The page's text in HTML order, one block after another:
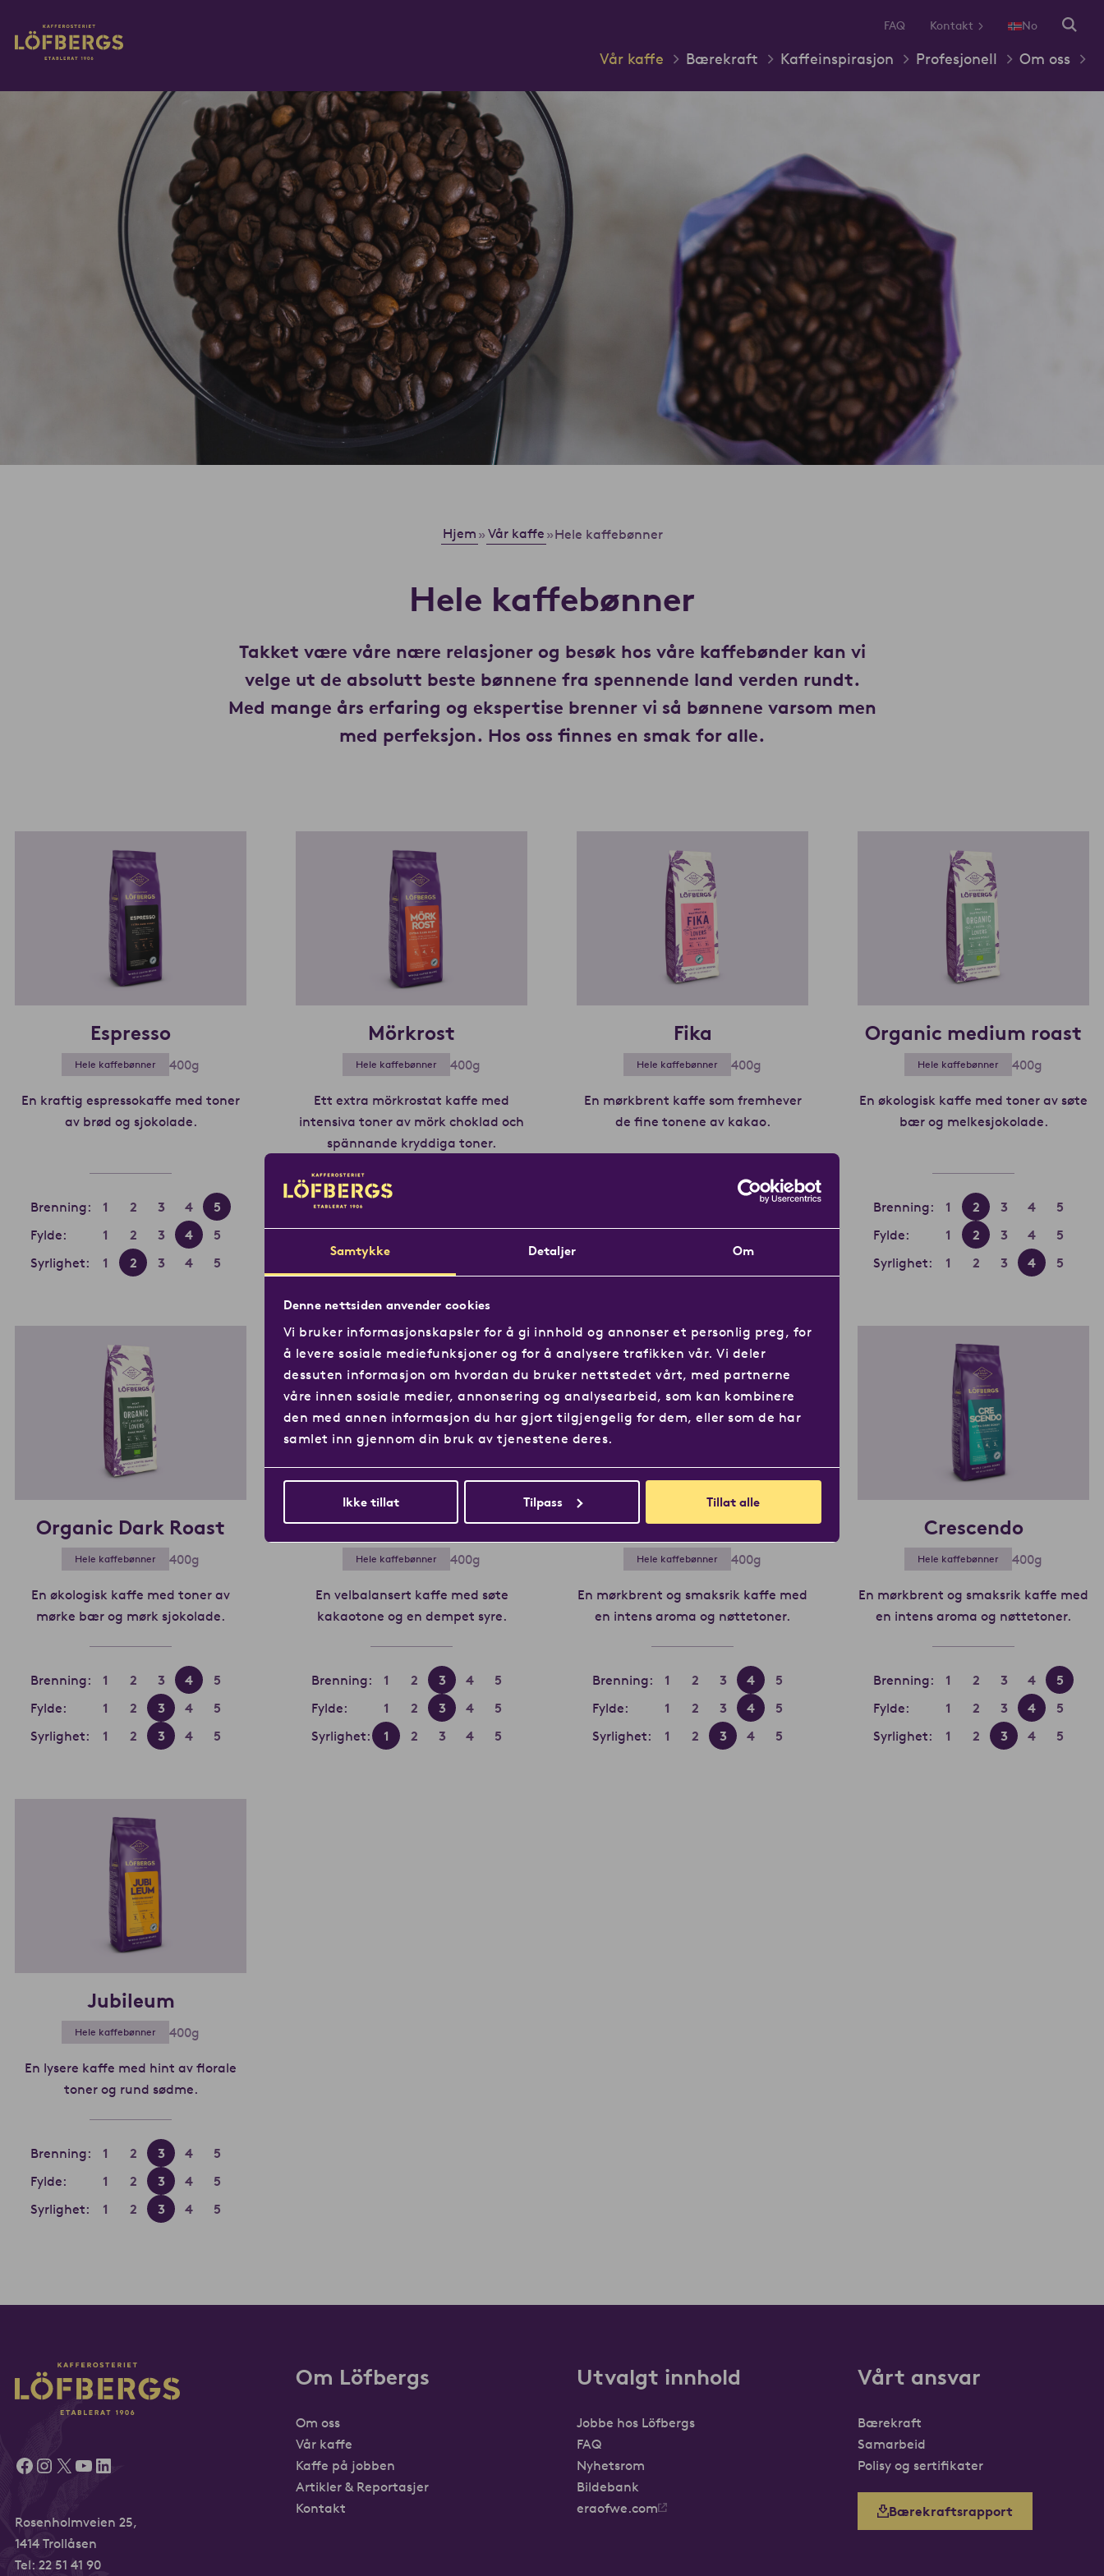
Samtykke Detaljer Om
Denne nettsiden anvender cookies
Vi bruker informasjonskapsler for å gi innhold og annonser et personlig preg, for
å levere sosiale mediefunksjoner og for å analysere trafikken vår. Vi deler
dessuten informasjon om hvordan du bruker nettstedet vårt, med partnerne
våre innen sosiale medier, annonsering og analysearbeid, som kan kombinere
den med annen informasjon du har gjort tilgjengelig for dem, eller som de har
samlet inn gjennom din bruk av tjenestene deres.
Ikke tillat Tilpass Tillat alle
Gå til hovedinnhold
Vår kaffe
Bærekraft Kaffeinspirasjon Profesjonell Om oss
FAQ Kontakt No
Rediger gjeldende innhold
Hjem » Vår kaffe »Hele kaffebønner
Hele kaffebønner
Takket være våre nære relasjoner og besøk hos våre kaffebønder kan vi
velge ut de absolutt beste bønnene fra spennende land verden rundt.
Med mange års erfaring og ekspertise brenner vi så bønnene varsom men
med perfeksjon. Hos oss finnes en smak for alle.
Espresso
Hele kaffebønner 400g
En kraftig espressokaffe med toner
av brød og sjokolade. Les mer om Espresso
Brenning: 1 2 3 4
5
Fylde:
1 2 3 4
5
Syrlighet:
1 2 3 4 5
Mörkrost
Hele kaffebønner 400g
Ett extra mörkrostat kaffe med
intensiva toner av mörk choklad och
spännande kryddiga toner.
Brenning:
Fylde:
1 2 3 4
5
Syrlighet:
Fika
Hele kaffebønner 400g
En mørkbrent kaffe som fremhever
de fine tonene av kakao.
5
Fylde:
1 2 3 4
5
Organic medium roast
Hele kaffebønner 400g
En økologisk kaffe med toner av søte
bær og melkesjokolade.
Brenning: 1 2 3 4
5
Fylde:
1 2 3 4
5
Syrlighet:
1 2 3 4 5
Organic Dark Roast
Hele kaffebønner 400g
En økologisk kaffe med toner av
mørke bær og mørk sjokolade. Les mer om Organic Dark Roast
Brenning: 1 2 3 4
5
Fylde:
1 2 3 4
5
Syrlighet:
1 2 3 4 5
Mellanrost
Hele kaffebønner 400g
En velbalansert kaffe med søte
kakaotone og en dempet syre. Les mer om Mellanrost
Brenning: 1 2 3 4
5
Fylde:
1 2 3 4
5
Syrlighet:
1 2 3 4 5
Kharisma
Hele kaffebønner 400g
En mørkbrent og smaksrik kaffe med
en intens aroma og nøttetoner. Les mer om Kharisma
Brenning: 1 2 3 4
5
Fylde:
1 2 3 4
5
Syrlighet:
1 2 3 4 5
Crescendo
Hele kaffebønner 400g
En mørkbrent og smaksrik kaffe med
en intens aroma og nøttetoner.
Brenning: 1 2 3 4
5
Fylde:
1 2 3 4
5
Syrlighet:
1 2 3 4 5
Jubileum
Hele kaffebønner 400g
En lysere kaffe med hint av florale
toner og rund sødme.
Brenning: 1 2 3 4
5
Fylde:
1 2 3 4
5
Syrlighet:
1 2 3 4 5
Facebook
Instagram
X YouTube
LinkedIn
Rosenholmveien 25,
1414 Trollåsen
Tel: 22 51 41 90
Om Löfbergs
Om oss
Vår kaffe
Kaffe på jobben
Artikler & Reportasjer
Kontakt
Utvalgt innhold
Jobbe hos Löfbergs
FAQ
Nyhetsrom
Bildebank
eraofwe.com
Vårt ansvar
Bærekraft
Samarbeid
Polisy og sertifikater
Bærekraftsrapport